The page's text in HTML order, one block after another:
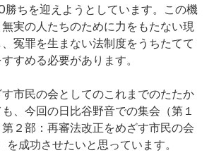
勝ちを迎えようとしています。この機
無実の人たちのために力をもたない現
冤罪を生 まない法制度をうちたてて
すめる必要がありま す。
市民の会としてのこれまでのたたか
も、今回の日比谷野音での集会（第１
２部：再審法改正をめざす市民の会
を成功させたいと思っています。